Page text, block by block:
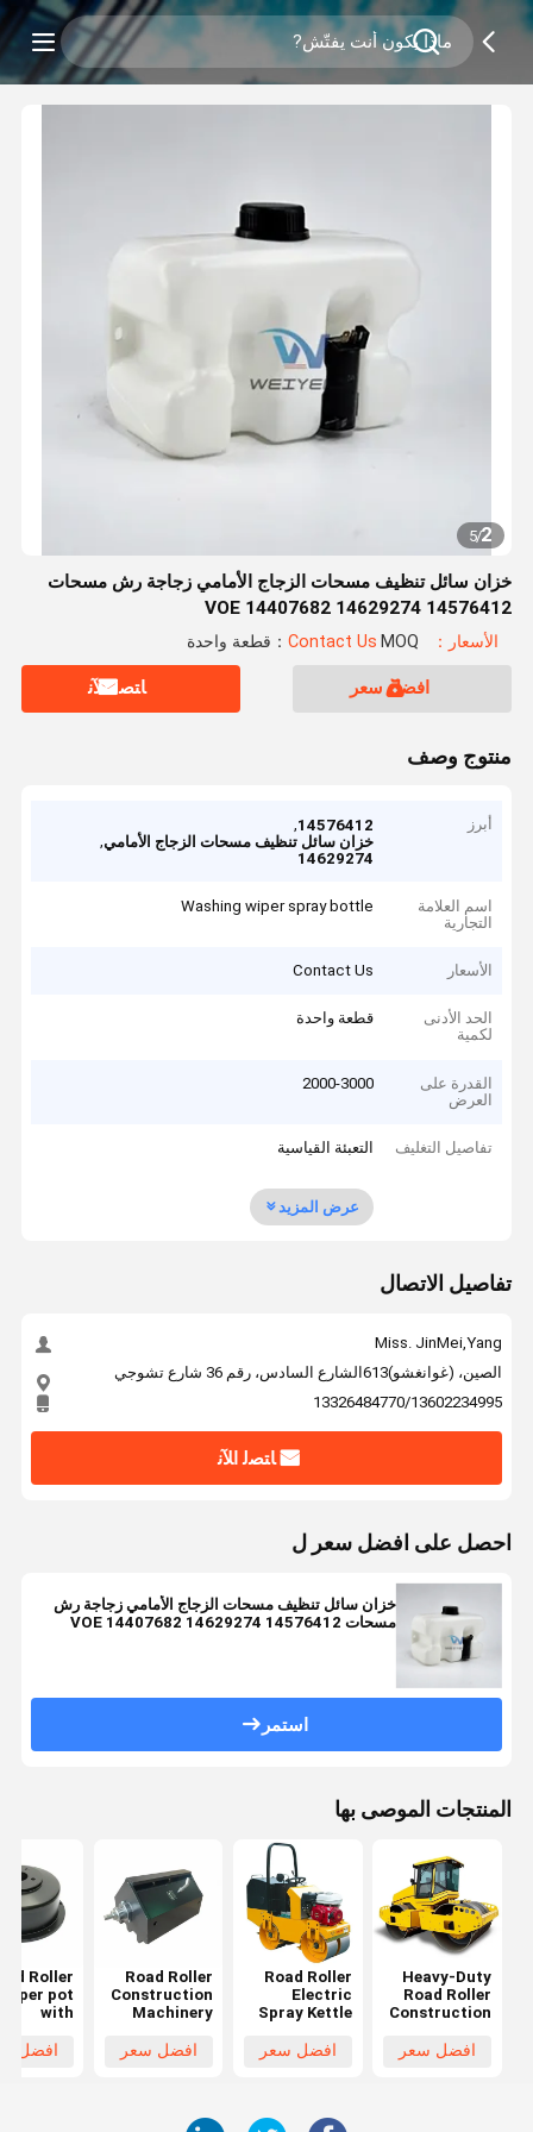
2
/
5
خزان سائل تنظيف مسحات الزجاج الأمامي زجاجة رش مسحات
VOE 14407682 14629274 14576412
الأسعار：Contact Us MOQ：قطعة واحدة
افضل سعر ﺎﺘﺼﻟ ﺍﻶﻧ
منتوج وصف
أبرز 14576412
,
خزان سائل تنظيف مسحات الزجاج الأمامي,
14629274
اسم العلامة
التجارية
Washing wiper spray bottle
الأسعار Contact Us
الحد الأدنى
لكمية
قطعة واحدة
القدرة على
العرض
2000-3000
تفاصيل التغليف التعبئة القياسية
عرض المزيد
تفاصيل الاتصال
Miss. JinMei,Yang
الصين، (غوانغشو)613الشارع السادس، رقم 36 شارع تشوجي
13326484770/13602234995
ﺎﺘﺼﻟ ﺍﻶﻧ
احصل على افضل سعر ل
خزان سائل تنظيف مسحات الزجاج الأمامي زجاجة رش
مسحات VOE 14407682 14629274 14576412
استمر
المنتجات الموصى بها
Heavy-Duty
Road Roller
Construction
Wiper Kettle
افضل سعر
Road Roller
Electric
Spray Kettle
Performance
Piece
افضل سعر
Road Roller
Construction
Machinery
Minimum
افضل سعر
Roller
Wiper pot
with
quantity
افضل